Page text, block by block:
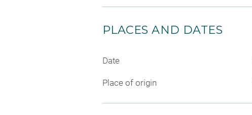
PLACES AND DATES
Date
Place of origin